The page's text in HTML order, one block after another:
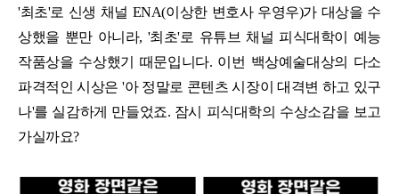
'최초'로 신생 채널 ENA(이상한 변호사 우영우)가 대상을 수
상했을 뿐만 아니라, '최초'로 유튜브 채널 피식대학이 예능
작품상을 수상했기 때문입니다. 이번 백상예술대상의 다소
파격적인 시상은 '아 정말로 콘텐츠 시장이 대격변 하고 있구
나'를 실감하게 만들었죠. 잠시 피식대학의 수상소감을 보고
가실까요?